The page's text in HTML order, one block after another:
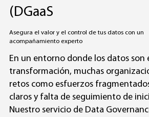
(DGaaS
Asegura el valor y el control de tus datos con un
acompañamiento experto
En un entorno donde los datos son
transformación, muchas
retos como esfuerzos
claros y falta de seguimiento de
Nuestro servicio de Data